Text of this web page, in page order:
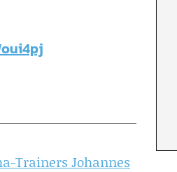
Trainers Johannes